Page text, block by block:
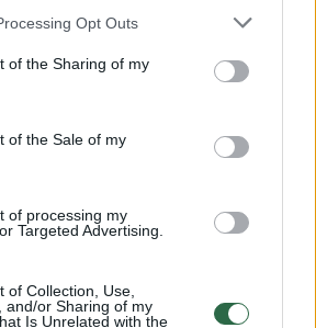
Opt Outs
of the Sharing of my
of the Sale of my
of processing my
Targeted Advertising.
of Collection, Use,
and/or Sharing of my
Is Unrelated with the
karštas: temperatūra kils iki
00:15:54
laiko bandymu įsitvirtinti